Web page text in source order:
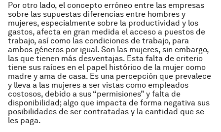
Por otro lado, el concepto erróneo entre las empresas
sobre las supuestas diferencias entre hombres y
mujeres, especialmente sobre la productividad y los
gastos, afecta en gran medida el acceso a puestos de
trabajo, así como las condiciones de trabajo, para
ambos géneros por igual. Son las mujeres, sin embargo,
las que tienen más desventajas. Esta falta de criterio
tiene sus raíces en el papel histórico de la mujer como
madre y ama de casa. Es una percepción que prevalece
y lleva a las mujeres a ser vistas como empleados
costosos, debido a sus “permisiones” y falta de
disponibilidad; algo que impacta de forma negativa sus
posibilidades de ser contratadas y la cantidad que se
les paga.